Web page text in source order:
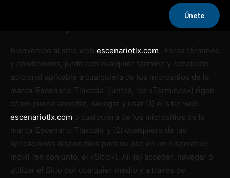
Únete
Bienvenido al sitio web escenariotlx.com . Estos términos
y condiciones, junto con cualquier término y condición
adicional aplicable a cualquiera de los micrositios de la
marca ‘Escenario Tlaxcala‘ (juntos, los «Términos») rigen
cómo puede acceder, navegar y usar (1) el sitio web
escenariotlx.com o cualquiera de los micrositios de la
marca ‘Escenario Tlaxcala‘ y (2) cualquiera de las
aplicaciones disponibles para su uso en un dispositivo
móvil (en conjunto, el «Sitio»). Al: (a) acceder, navegar o
utilizar el Sitio por cualquier medio y a través de